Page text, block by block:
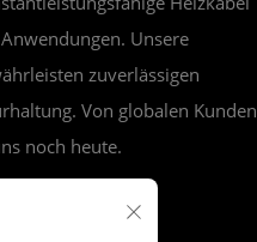
Unsere
zuverlässigen
Von globalen Kunden
noch heute.